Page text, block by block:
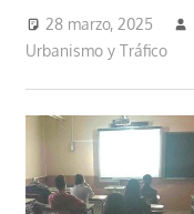
28 marzo, 2025
Urbanismo y Tráfico